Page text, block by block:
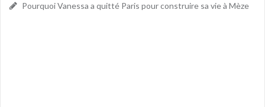
Pourquoi Vanessa a quitté Paris pour construire sa vie à Mèze